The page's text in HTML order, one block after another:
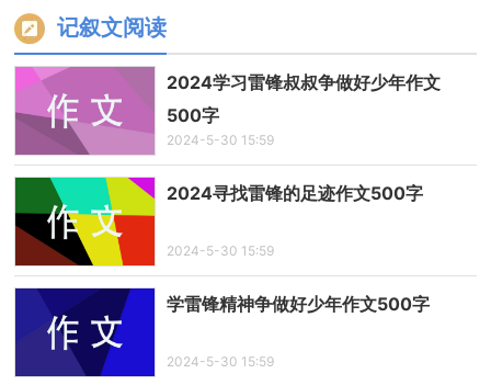
记叙文阅读
2024学习雷锋叔叔争做好少年作文
500字
2024-5-30 15:59
2024寻找雷锋的足迹作文500字
2024-5-30 15:59
学雷锋精神争做好少年作文500字
2024-5-30 15:59